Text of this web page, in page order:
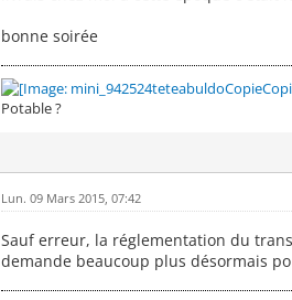
bonne soirée
Potable ?
Lun. 09 Mars 2015, 07:42
Sauf erreur, la réglementation du
demande beaucoup plus désormais